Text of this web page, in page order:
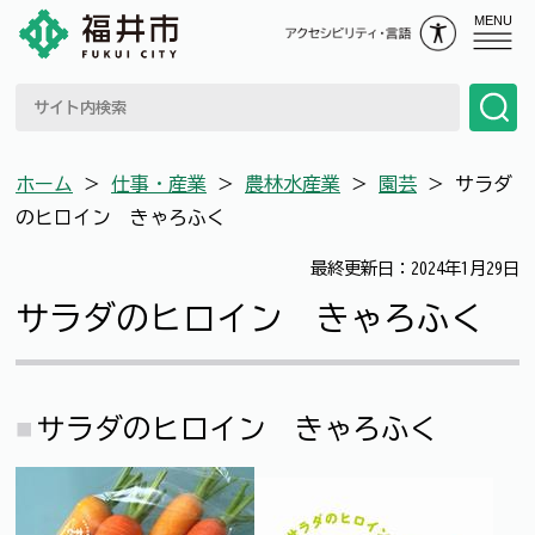
MENU
ホーム ＞ 仕事・産業 ＞ 農林水産業 ＞ 園芸 ＞ サラダ
のヒロイン きゃろふく
最終更新日：2024年1月29日
サラダのヒロイン きゃろふく
サラダのヒロイン きゃろふく